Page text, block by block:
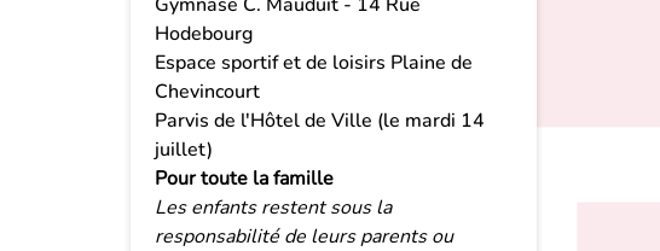
Hodebourg
Espace sportif et de loisirs Plaine de
Chevincourt
Parvis de l'Hôtel de Ville (le mardi 14
juillet)
Pour toute la famille
Les enfants restent sous la
responsabilité de leurs parents ou